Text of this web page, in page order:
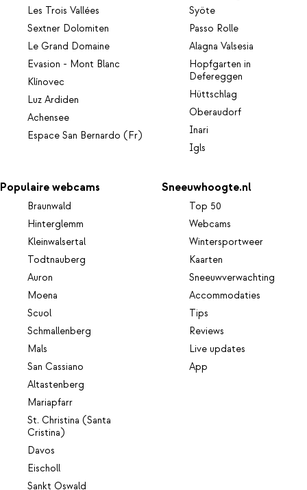
Les Trois Vallées
Sextner Dolomiten
Le Grand Domaine
Evasion - Mont Blanc
Klínovec
Luz Ardiden
Achensee
Espace San Bernardo (Fr)
Syöte
Passo Rolle
Alagna Valsesia
Hopfgarten in
Defereggen
Hüttschlag
Oberaudorf
Inari
Igls
Populaire webcams
Braunwald
Hinterglemm
Kleinwalsertal
Todtnauberg
Auron
Moena
Scuol
Schmallenberg
Mals
San Cassiano
Altastenberg
Mariapfarr
St. Christina (Santa
Cristina)
Davos
Eischoll
Sankt Oswald
Sneeuwhoogte.nl
Top 50
Webcams
Wintersportweer
Kaarten
Sneeuwverwachting
Accommodaties
Tips
Reviews
Live updates
App